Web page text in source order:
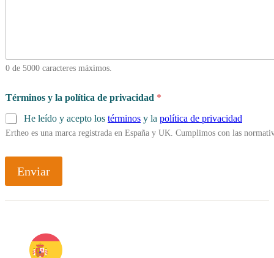
0 de 5000 caracteres máximos.
Términos y la política de privacidad *
He leído y acepto los términos y la política de privacidad
Ertheo es una marca registrada en España y UK. Cumplimos con las
Enviar